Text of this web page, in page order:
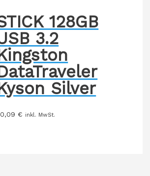
128GB
3.2
Silver
€ inkl. MwSt.